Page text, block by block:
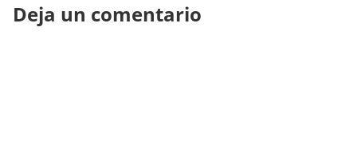
Deja un comentario